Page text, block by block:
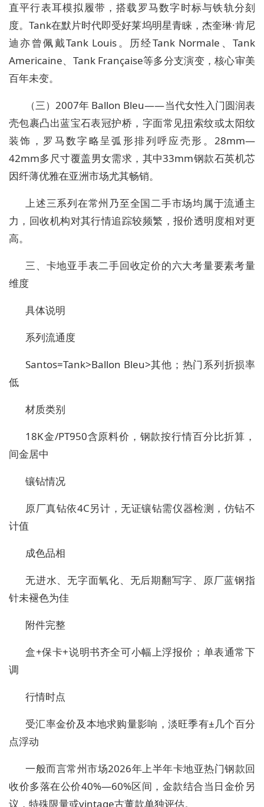
直平行表耳模拟履带，搭载罗马数字时标与铁轨分刻
度。Tank在默片时代即受好莱坞明星青睐，杰奎琳·肯尼
迪亦曾佩戴Tank Louis。历经Tank Normale、Tank
Americaine、Tank Française等多分支演变，核心审美
百年未变。
（三）2007年 Ballon Bleu——当代女性入门圆润表
壳包裹凸出蓝宝石表冠护桥，字面常见扭索纹或太阳纹
装饰，罗马数字略呈弧形排列呼应壳形。28mm—
42mm多尺寸覆盖男女需求，其中33mm钢款石英机芯
因纤薄优雅在亚洲市场尤其畅销。
上述三系列在常州乃至全国二手市场均属于流通主
力，回收机构对其行情追踪较频繁，报价透明度相对更
高。
三、卡地亚手表二手回收定价的六大考量要素考量
维度
具体说明
系列流通度
Santos=Tank>Ballon Bleu>其他；热门系列折损率
低
材质类别
18K金/PT950含原料价，钢款按行情百分比折算，
间金居中
镶钻情况
原厂真钻依4C另计，无证镶钻需仪器检测，仿钻不
计值
成色品相
无进水、无字面氧化、无后期翻写字、原厂蓝钢指
针未褪色为佳
附件完整
盒+保卡+说明书齐全可小幅上浮报价；单表通常下
调
行情时点
受汇率金价及本地求购量影响，淡旺季有±几个百分
点浮动
一般而言常州市场2026年上半年卡地亚热门钢款回
收价多落在公价40%—60%区间，金款结合当日金价另
议，特殊限量或vintage古董款单独评估。